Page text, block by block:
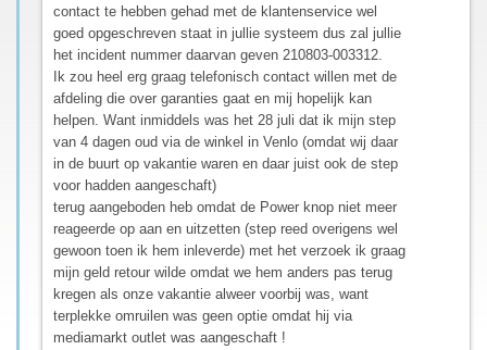
contact te hebben gehad met de klantenservice wel
goed opgeschreven staat in jullie systeem dus zal jullie
het incident nummer daarvan geven 210803-003312.
Ik zou heel erg graag telefonisch contact willen met de
afdeling die over garanties gaat en mij hopelijk kan
helpen. Want inmiddels was het 28 juli dat ik mijn step
van 4 dagen oud via de winkel in Venlo (omdat wij daar
in de buurt op vakantie waren en daar juist ook de step
voor hadden aangeschaft)
terug aangeboden heb omdat de Power knop niet meer
reageerde op aan en uitzetten (step reed overigens wel
gewoon toen ik hem inleverde) met het verzoek ik graag
mijn geld retour wilde omdat we hem anders pas terug
kregen als onze vakantie alweer voorbij was, want
terplekke omruilen was geen optie omdat hij via
mediamarkt outlet was aangeschaft !